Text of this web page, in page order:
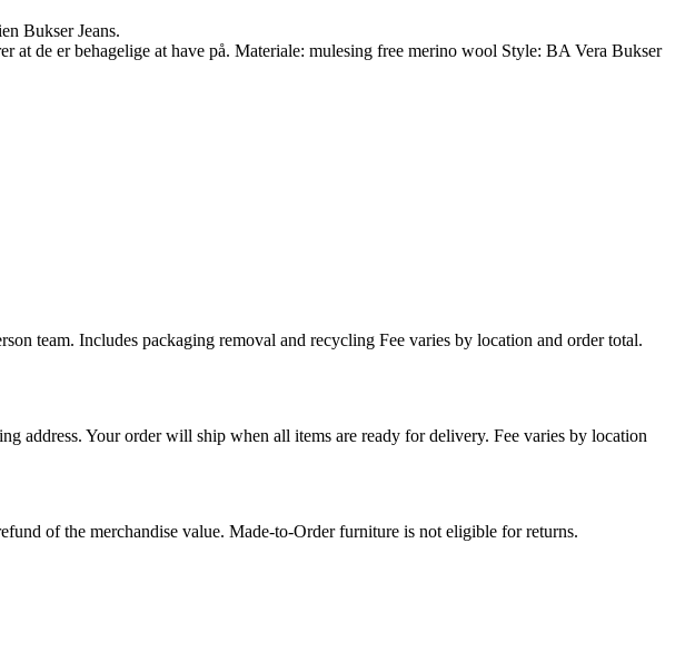
Bukser Jeans.
at de er behagelige at have på. Materiale: mulesing free merino wool Style: BA Vera Bukser
team. Includes packaging removal and recycling Fee varies by location and order total.
address. Your order will ship when all items are ready for delivery. Fee varies by location
of the merchandise value. Made-to-Order furniture is not eligible for returns.